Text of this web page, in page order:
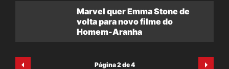
Marvel quer Emma Stone de
volta para novo filme do
Homem-Aranha
Página 2 de 4